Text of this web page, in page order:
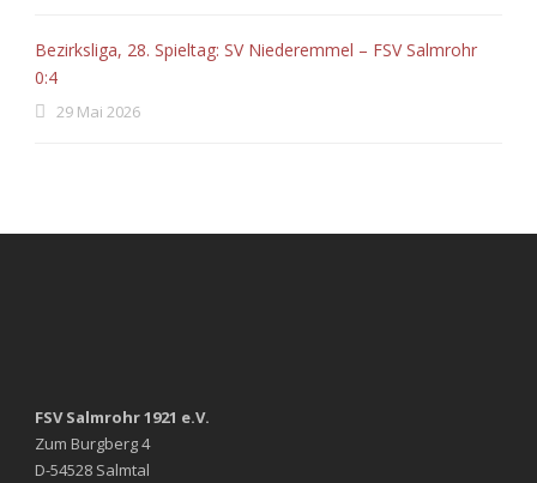
Bezirksliga, 28. Spieltag: SV Niederemmel – FSV Salmrohr
0:4
29 Mai 2026
FSV Salmrohr 1921 e.V.
Zum Burgberg 4
D-54528 Salmtal